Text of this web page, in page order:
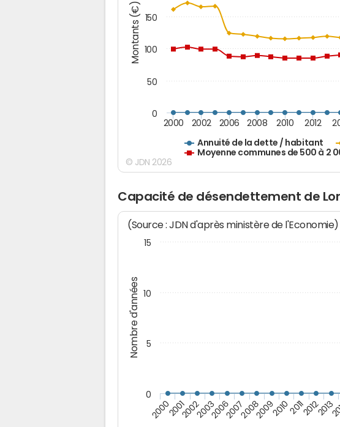
Montants (€)
Annuité de la dette / habitant
Moyenne communes de 500 à 2
2000 2002 2006 2008 2010 2012
0
50
100
150
© JDN 2026
Capacité de désendettement de
Nombre d'années
(Source : JDN d'après ministère de l'Economie)
200020012002200320062007200820092010201120122013
0
5
10
15